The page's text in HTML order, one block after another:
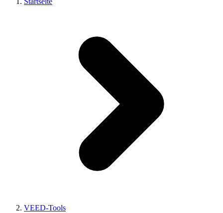
VEED-Tools